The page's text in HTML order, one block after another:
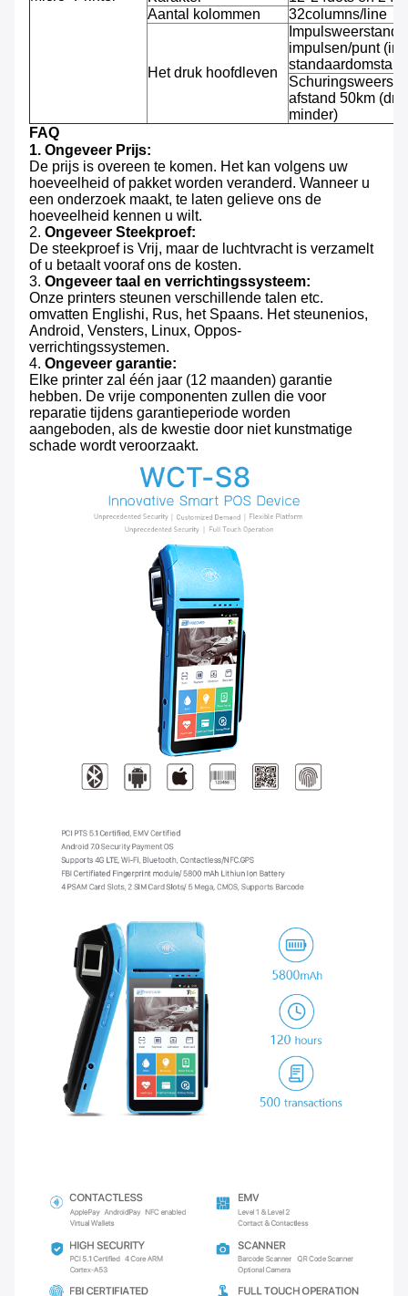
Aantal kolommen
32columns/line
Het druk hoofdleven
impulsen/punt (in
afstand 50km
minder)
FAQ
1. Ongeveer Prijs:
De prijs is overeen te komen. Het kan volgens uw
hoeveelheid of pakket worden veranderd. Wanneer u
een onderzoek maakt, te laten gelieve ons de
hoeveelheid kennen u wilt.
2. Ongeveer Steekproef:
De steekproef is Vrij, maar de luchtvracht is verzamelt
of u betaalt vooraf ons de kosten.
3. Ongeveer taal en verrichtingssysteem:
Onze printers steunen verschillende talen etc.
omvatten Englishi, Rus, het Spaans. Het steunenios,
Android, Vensters, Linux, Oppos-
verrichtingssystemen.
4. Ongeveer garantie:
Elke printer zal één jaar (12 maanden) garantie
hebben. De vrije componenten zullen die voor
reparatie tijdens garantieperiode worden
aangeboden, als de kwestie door niet kunstmatige
schade wordt veroorzaakt.